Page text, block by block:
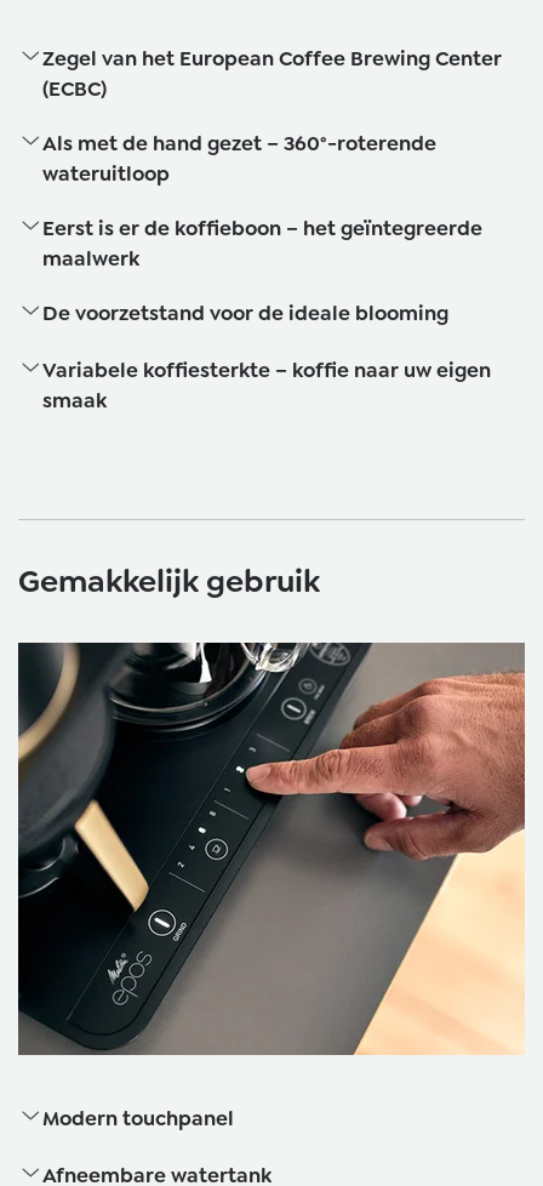
Zegel van het European Coffee Brewing Center
(ECBC)
Als met de hand gezet – 360°-roterende
wateruitloop
Eerst is er de koffieboon – het geïntegreerde
maalwerk
De voorzetstand voor de ideale blooming
Variabele koffiesterkte – koffie naar uw eigen
smaak
Gemakkelijk gebruik
Modern touchpanel
Afneembare watertank